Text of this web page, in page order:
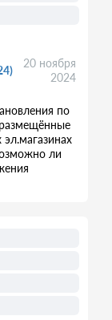
20 ноября
2024
по
ли